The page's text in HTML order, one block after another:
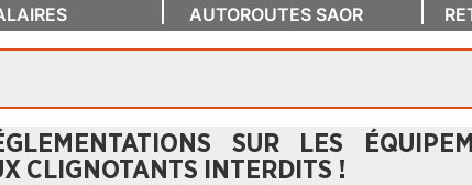
AUTOROUTES SAOR
SUR LES
CLIGNOTANTS INTERDITS !